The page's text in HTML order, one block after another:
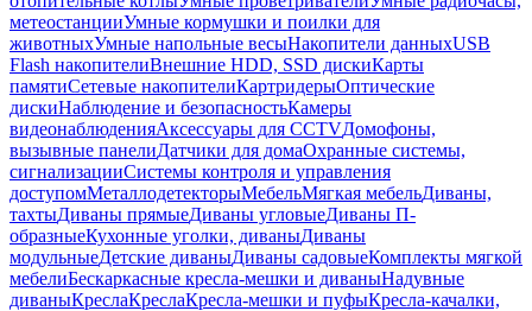
метеостанцииУмные кормушки и поилки для
животныхУмные напольные весыНакопители данныхUSB
Flash накопителиВнешние HDD, SSD дискиКарты
памятиСетевые накопителиКартридерыОптические
дискиНаблюдение и безопасностьКамеры
видеонаблюденияАксессуары для CCTVДомофоны,
вызывные панелиДатчики для домаОхранные системы,
сигнализацииСистемы контроля и управления
доступомМеталлодетекторыМебельМягкая мебельДиваны,
тахтыДиваны прямыеДиваны угловыеДиваны П-
образныеКухонные уголки, диваныДиваны
модульныеДетские диваныДиваны садовыеКомплекты мягкой
мебелиБескаркасные кресла-мешки и диваныНадувные
диваныКреслаКреслаКресла-мешки и пуфыКресла-качалки,